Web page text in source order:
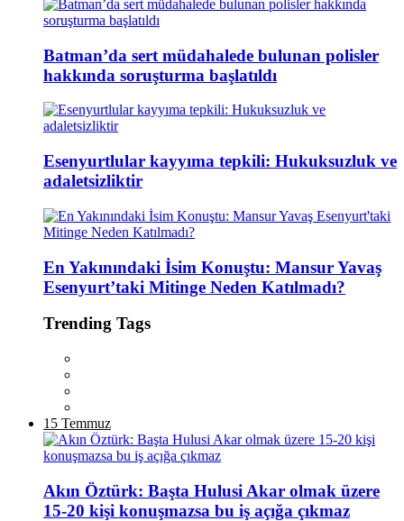
Batman’da sert müdahalede bulunan polisler
hakkında soruşturma başlatıldı
Esenyurtlular kayyıma tepkili: Hukuksuzluk ve
adaletsizliktir
En Yakınındaki İsim Konuştu: Mansur Yavaş
Esenyurt’taki Mitinge Neden Katılmadı?
Trending Tags
15 Temmuz
Akın Öztürk: Başta Hulusi Akar olmak üzere
15-20 kişi konuşmazsa bu iş açığa çıkmaz